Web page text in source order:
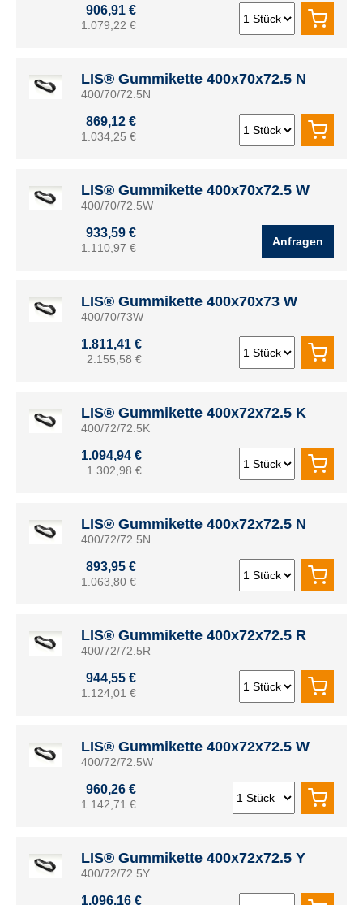
906,91 €
1.079,22 €
LIS® Gummikette 400x70x72.5 N
400/70/72.5N
869,12 €
1.034,25 €
LIS® Gummikette 400x70x72.5 W
400/70/72.5W
933,59 €
1.110,97 € Anfragen
LIS® Gummikette 400x70x73 W
400/70/73W
1.811,41 €
2.155,58 €
LIS® Gummikette 400x72x72.5 K
400/72/72.5K
1.094,94 €
1.302,98 €
LIS® Gummikette 400x72x72.5 N
400/72/72.5N
893,95 €
1.063,80 €
LIS® Gummikette 400x72x72.5 R
400/72/72.5R
944,55 €
1.124,01 €
LIS® Gummikette 400x72x72.5 W
400/72/72.5W
960,26 €
1.142,71 €
LIS® Gummikette 400x72x72.5 Y
400/72/72.5Y
1.096,16 €